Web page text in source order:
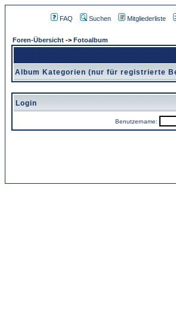
FAQ Suchen Mitgliederliste
Foren-Übersicht -> Fotoalbum
Album Kategorien (nur für registrierte
Login
Benutzername: